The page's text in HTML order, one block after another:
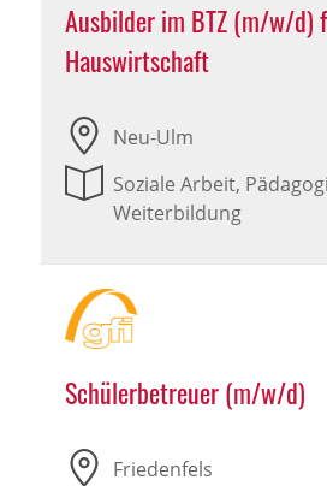
Ausbilder im BTZ (m/w/d)
Hauswirtschaft
Neu-Ulm
Soziale Arbeit,
Weiterbildung
Schülerbetreuer (m/w/d)
Friedenfels